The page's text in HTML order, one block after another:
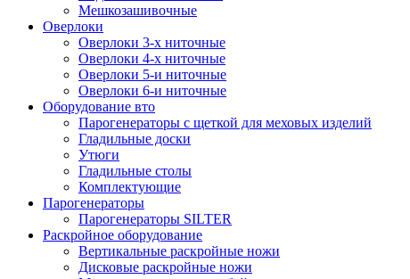
Мешкозашивочные
Оверлоки
Оверлоки 3-х ниточные
Оверлоки 4-х ниточные
Оверлоки 5-и ниточные
Оверлоки 6-и ниточные
Оборудование вто
Парогенераторы с щеткой для меховых изделий
Гладильные доски
Утюги
Гладильные столы
Комплектующие
Парогенераторы
Парогенераторы SILTER
Раскройное оборудование
Вертикальные раскройные ножи
Дисковые раскройные ножи